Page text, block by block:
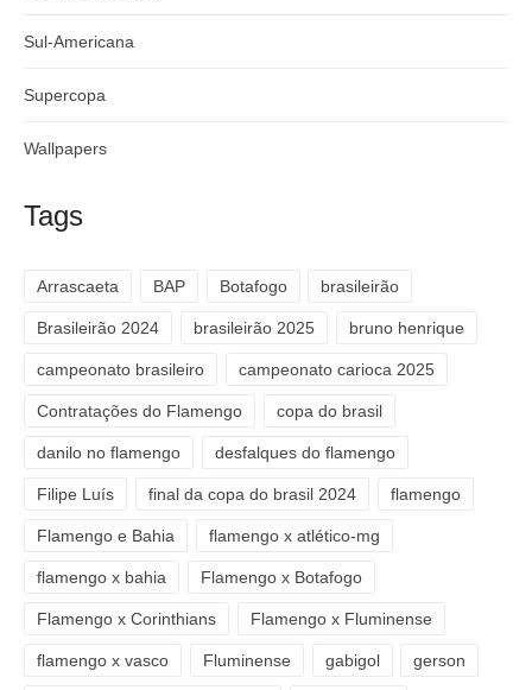
Sul-Americana
Supercopa
Wallpapers
Tags
Arrascaeta BAP Botafogo brasileirão
Brasileirão 2024 brasileirão 2025 bruno henrique
campeonato brasileiro campeonato carioca 2025
Contratações do Flamengo copa do brasil
danilo no flamengo desfalques do flamengo
Filipe Luís final da copa do brasil 2024 flamengo
Flamengo e Bahia flamengo x atlético-mg
flamengo x bahia Flamengo x Botafogo
Flamengo x Corinthians Flamengo x Fluminense
flamengo x vasco Fluminense gabigol gerson